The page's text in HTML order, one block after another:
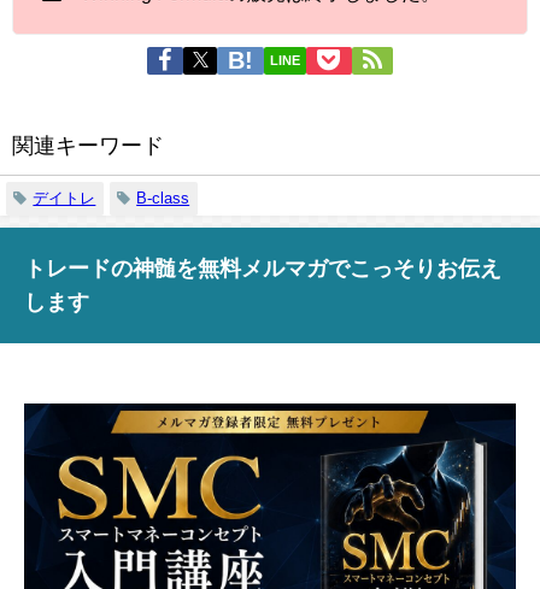
LINE
関連キーワード
デイトレ B-class
トレードの神髄を無料メルマガでこっそりお伝え
します